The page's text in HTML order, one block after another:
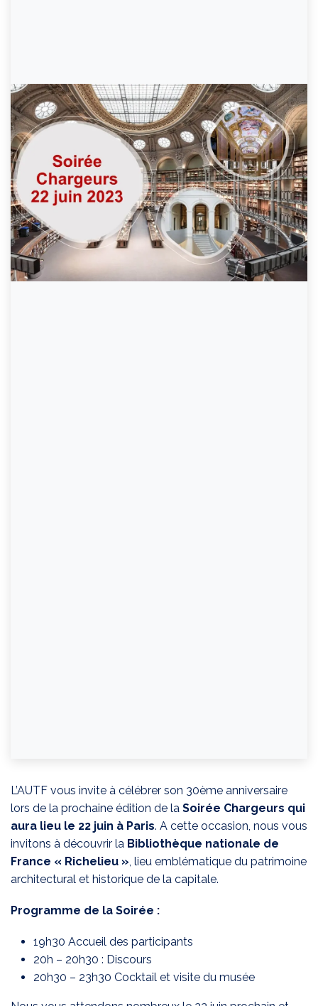
L’AUTF vous invite à célébrer son 30ème anniversaire
lors de la prochaine édition de la Soirée Chargeurs qui
aura lieu le 22 juin à Paris. A cette occasion, nous vous
invitons à découvrir la Bibliothèque nationale de
France « Richelieu », lieu emblématique du patrimoine
architectural et historique de la capitale.
Programme de la Soirée :
19h30 Accueil des participants
20h – 20h30 : Discours
20h30 – 23h30 Cocktail et visite du musée